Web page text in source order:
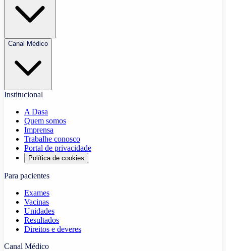
Canal Médico
Institucional
A Dasa
Quem somos
Imprensa
Trabalhe conosco
Portal de privacidade
Política de cookies
Para pacientes
Exames
Vacinas
Unidades
Resultados
Direitos e deveres
Canal Médico